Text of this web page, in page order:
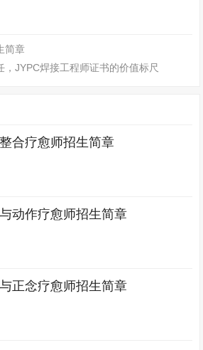
简章
，JYPC焊接工程师证书的价值标尺
合疗愈师招生简章
动作疗愈师招生简章
正念疗愈师招生简章